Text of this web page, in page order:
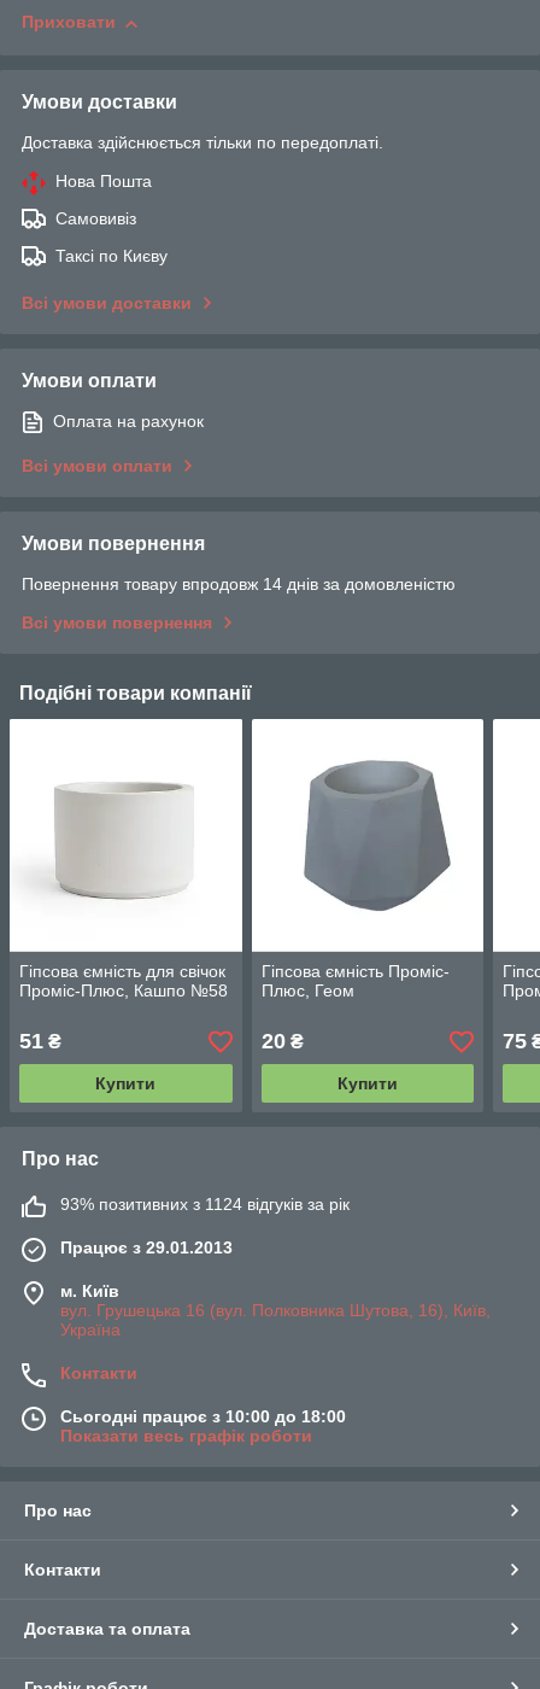
Приховати
Умови доставки
Доставка здійснюється тільки по передоплаті.
Нова Пошта
Самовивіз
Таксі по Києву
Всі умови доставки
Умови оплати
Оплата на рахунок
Всі умови оплати
Умови повернення
Повернення товару впродовж 14 днів за домовленістю
Всі умови повернення
Подібні товари компанії
Гіпсова ємність для свічок
Проміс-Плюс, Кашпо №58
51 ₴
Купити
Гіпсова ємність Проміс-
Плюс, Геом
20₴
Купити
75
Про нас
93% позитивних з 1124 відгуків за рік
Працює з 29.01.2013
м. Київ
вул. Грушецька 16 (вул. Полковника Шутова, 16), Київ,
Україна
Контакти
Сьогодні працює з 10:00 до 18:00
Показати весь графік роботи
Про нас
Контакти
Доставка та оплата